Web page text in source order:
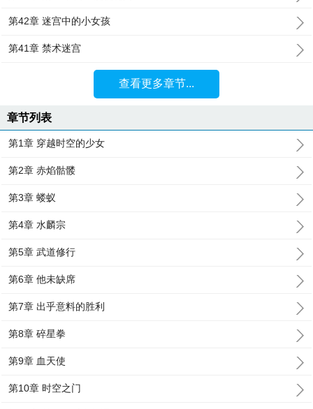
第42章 迷宫中的小女孩
第41章 禁术迷宫
查看更多章节...
章节列表
第1章 穿越时空的少女
第2章 赤焰骷髅
第3章 蝼蚁
第4章 水麟宗
第5章 武道修行
第6章 他未缺席
第7章 出乎意料的胜利
第8章 碎星拳
第9章 血天使
第10章 时空之门